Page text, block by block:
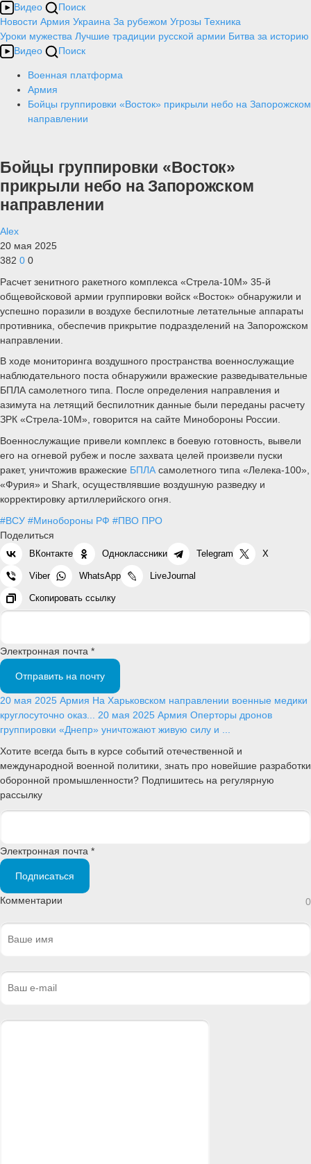
Видео
Поиск
Новости Армия Украина За рубежом Угрозы Техника
Уроки мужества Лучшие традиции русской армии Битва за историю
Видео
Поиск
Военная платформа
Армия
Бойцы группировки «Восток» прикрыли небо на Запорожском
направлении
Бойцы группировки «Восток»
прикрыли небо на Запорожском
направлении
Alex
20 мая 2025
382 0 0
Расчет зенитного ракетного комплекса «Стрела-10М» 35-й
общевойсковой армии группировки войск «Восток» обнаружили и
успешно поразили в воздухе беспилотные летательные аппараты
противника, обеспечив прикрытие подразделений на Запорожском
направлении.
В ходе мониторинга воздушного пространства военнослужащие
наблюдательного поста обнаружили вражеские разведывательные
БПЛА самолетного типа. После определения направления и
азимута на летящий беспилотник данные были переданы расчету
ЗРК «Стрела-10М», говорится на сайте Минобороны России.
Военнослужащие привели комплекс в боевую готовность, вывели
его на огневой рубеж и после захвата целей произвели пуски
ракет, уничтожив вражеские БПЛА самолетного типа «Лелека-100»,
«Фурия» и Shark, осуществлявшие воздушную разведку и
корректировку артиллерийского огня.
#ВСУ #Минобороны РФ #ПВО ПРО
Поделиться
ВКонтакте Одноклассники Telegram X
Viber WhatsApp LiveJournal
Скопировать ссылку
Электронная почта *
Отправить на почту
20 мая 2025 Армия На Харьковском направлении военные медики
круглосуточно оказ... 20 мая 2025 Армия Оперторы дронов
группировки «Днепр» уничтожают живую силу и ...
Хотите всегда быть в курсе событий отечественной и
международной военной политики, знать про новейшие разработки
оборонной промышленности? Подпишитесь на регулярную
рассылку
Электронная почта *
Подписаться
Комментарии 0